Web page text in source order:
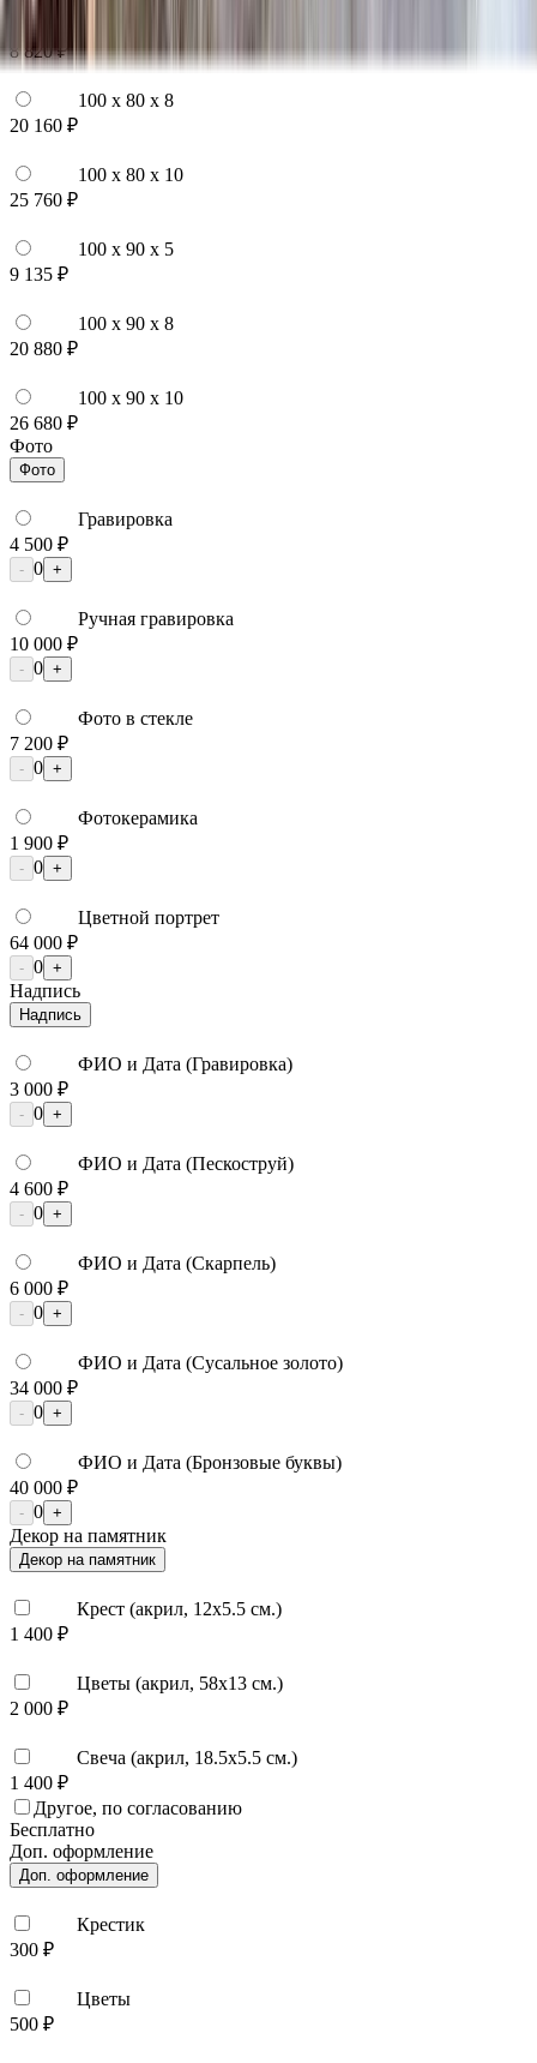
8 820 ₽
100 x 80 x 8
20 160 ₽
100 x 80 x 10
25 760 ₽
100 x 90 x 5
9 135 ₽
100 x 90 x 8
20 880 ₽
100 x 90 x 10
26 680 ₽
Фото
Фото
Гравировка
4 500 ₽
- 0 +
Ручная гравировка
10 000 ₽
- 0 +
Фото в стекле
7 200 ₽
- 0 +
Фотокерамика
1 900 ₽
- 0 +
Цветной портрет
64 000 ₽
- 0 +
Надпись
Надпись
ФИО и Дата (Гравировка)
3 000 ₽
- 0 +
ФИО и Дата (Пескоструй)
4 600 ₽
- 0 +
ФИО и Дата (Скарпель)
6 000 ₽
- 0 +
ФИО и Дата (Сусальное золото)
34 000 ₽
- 0 +
ФИО и Дата (Бронзовые буквы)
40 000 ₽
- 0 +
Декор на памятник
Декор на памятник
Крест (акрил, 12х5.5 см.)
1 400 ₽
Цветы (акрил, 58х13 см.)
2 000 ₽
Свеча (акрил, 18.5х5.5 см.)
1 400 ₽
Другое, по согласованию
Бесплатно
Доп. оформление
Доп. оформление
Крестик
300 ₽
Цветы
500 ₽